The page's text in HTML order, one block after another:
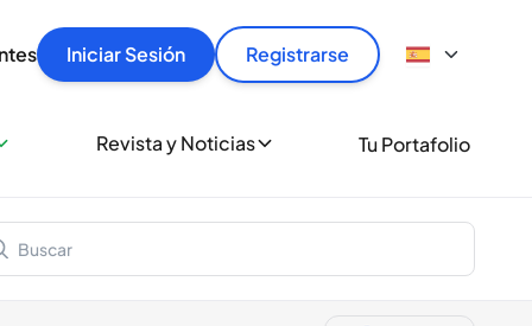
Iniciar Sesión Registrarse
rápido, con seguridad y al mejor precio.
miles de amantes del whisky y los destilados.
Revista y Noticias Tu Portafolio